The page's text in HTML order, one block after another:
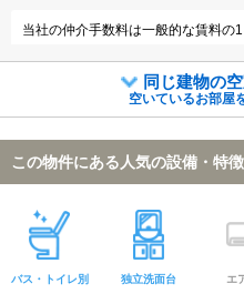
当社の仲介手数料は一般的な賃料の
同じ建物の
空いているお部屋
この物件にある人気の設備・特徴
バス・トイレ別 独立洗面台 エ